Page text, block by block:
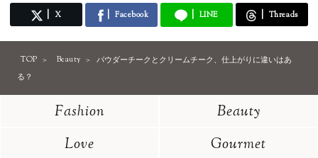
X Facebook LINE Threads
TOP Beauty
パウダーチークとクリームチーク、仕上がりに違いはあ
る？
Fashion
Beauty
Love
Gourmet